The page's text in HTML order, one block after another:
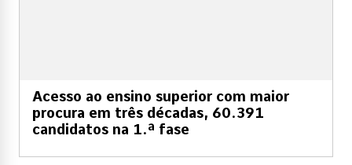
Acesso ao ensino superior com maior
procura em três décadas, 60.391
candidatos na 1.ª fase